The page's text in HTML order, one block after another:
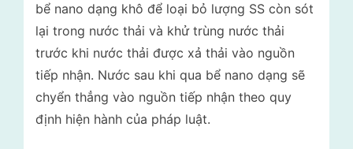
bể nano dạng khô để loại bỏ lượng SS còn sót
lại trong nước thải và khử trùng nước thải
trước khi nước thải được xả thải vào nguồn
tiếp nhận. Nước sau khi qua bể nano dạng sẽ
chyển thẳng vào nguồn tiếp nhận theo quy
định hiện hành của pháp luật.